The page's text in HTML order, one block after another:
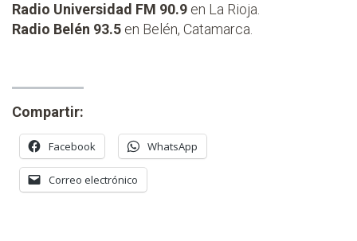
Radio Universidad FM 90.9 en La Rioja.
Radio Belén 93.5 en Belén, Catamarca.
Compartir:
Facebook WhatsApp
Correo electrónico